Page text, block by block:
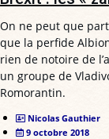
On ne peut que
que la perfide
rien de notoire de
un groupe de
Romorantin.
Nicolas Gauthier
9 octobre 2018